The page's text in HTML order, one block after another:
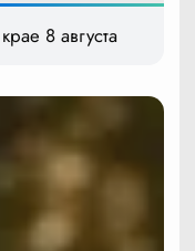
8 августа